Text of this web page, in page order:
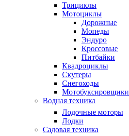
Трициклы
Мотоциклы
Дорожные
Мопеды
Эндуро
Кроссовые
Питбайки
Квадроциклы
Скутеры
Снегоходы
Мотобуксировщики
Водная техника
Лодочные моторы
Лодки
Садовая техника